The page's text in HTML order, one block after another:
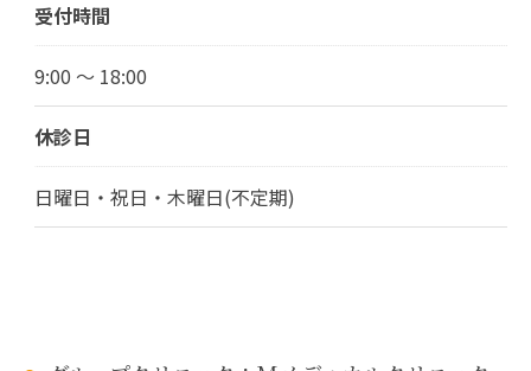
受付時間
9:00 ～ 18:00
休診日
日曜日・祝日・木曜日(不定期)